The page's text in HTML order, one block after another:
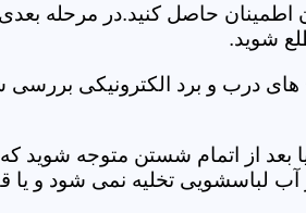
اطمینان حاصل کنید.در مرحله
شوید.
درب و برد الکترونیکی
بعد از اتمام شستن متوجه شوید
آب لباسشویی تخلیه نمی شود و